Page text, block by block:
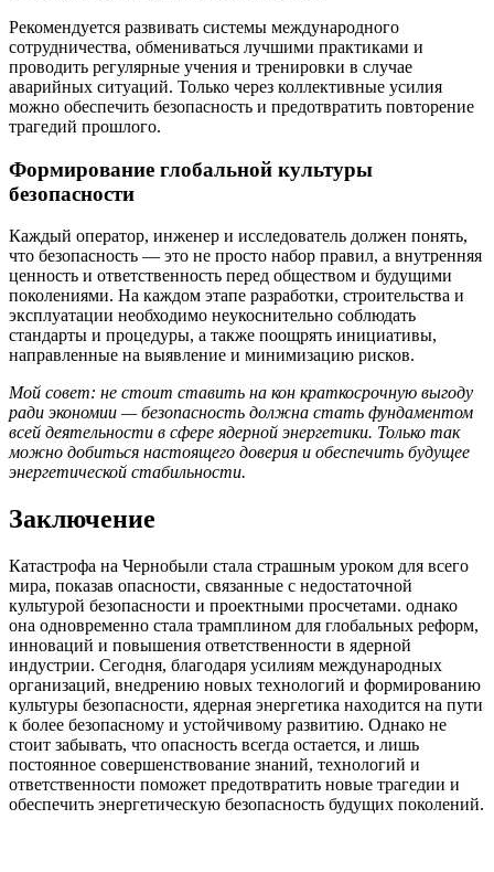
Рекомендуется развивать системы международного
сотрудничества, обмениваться лучшими практиками и
проводить регулярные учения и тренировки в случае
аварийных ситуаций. Только через коллективные усилия
можно обеспечить безопасность и предотвратить повторение
трагедий прошлого.
Формирование глобальной культуры
безопасности
Каждый оператор, инженер и исследователь должен понять,
что безопасность — это не просто набор правил, а внутренняя
ценность и ответственность перед обществом и будущими
поколениями. На каждом этапе разработки, строительства и
эксплуатации необходимо неукоснительно соблюдать
стандарты и процедуры, а также поощрять инициативы,
направленные на выявление и минимизацию рисков.
Мой совет: не стоит ставить на кон краткосрочную выгоду
ради экономии — безопасность должна стать фундаментом
всей деятельности в сфере ядерной энергетики. Только так
можно добиться настоящего доверия и обеспечить будущее
энергетической стабильности.
Заключение
Катастрофа на Чернобыли стала страшным уроком для всего
мира, показав опасности, связанные с недостаточной
культурой безопасности и проектными просчетами. однако
она одновременно стала трамплином для глобальных реформ,
инноваций и повышения ответственности в ядерной
индустрии. Сегодня, благодаря усилиям международных
организаций, внедрению новых технологий и формированию
культуры безопасности, ядерная энергетика находится на пути
к более безопасному и устойчивому развитию. Однако не
стоит забывать, что опасность всегда остается, и лишь
постоянное совершенствование знаний, технологий и
ответственности поможет предотвратить новые трагедии и
обеспечить энергетическую безопасность будущих поколений.